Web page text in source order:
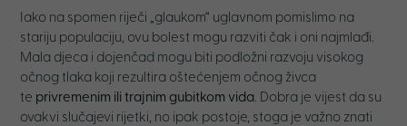
Iako na spomen riječi „glaukom“ uglavnom pomislimo na
stariju populaciju, ovu bolest mogu razviti čak i oni najmlađi.
Mala djeca i dojenčad mogu biti podložni razvoju visokog
očnog tlaka koji rezultira oštećenjem očnog živca
te privremenim ili trajnim gubitkom vida. Dobra je vijest da su
ovakvi slučajevi rijetki, no ipak postoje, stoga je važno znati